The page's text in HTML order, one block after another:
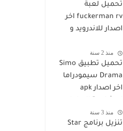
تحميل لعبة
fuckerman rv اخر
اصدار للاندرويد و
منذ 2 سنة
تحميل تطبيق Simo
Drama سيمودراما
اخر اصدار apk
العالمية مجانا
منذ 3 سنة
تنزيل برنامج Star